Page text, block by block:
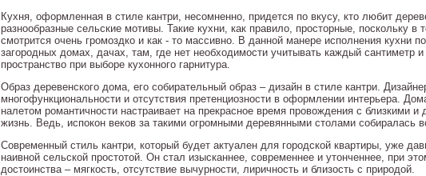
Кухня, оформленная в стиле кантри, несомненно, придется по вкусу, кто любит
разнообразные сельские мотивы. Такие кухни, как правило, просторные, поскольку в
смотрится очень громоздко и как - то массивно. В данной манере исполнения кухни
загородных домах, дачах, там, где нет необходимости учитывать каждый сантиметр
пространство при выборе кухонного гарнитура.
Образ деревенского дома, его собирательный образ – дизайн в стиле кантри.
многофункциональности и отсутствия претенциозности в оформлении интерьера.
налетом романтичности настраивает на прекрасное время провождения с близкими
жизнь. Ведь, испокон веков за такими огромными деревянными столами собиралась
Современный стиль кантри, который будет актуален для городской квартиры, уже
наивной сельской простотой. Он стал изысканнее, современнее и утонченнее, при
достоинства – мягкость, отсутствие вычурности, лиричность и близость с природой.